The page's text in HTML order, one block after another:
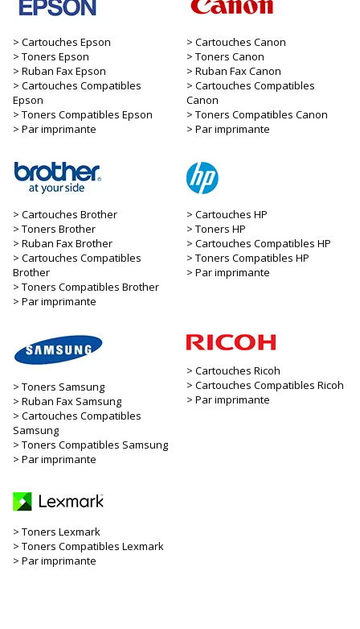
Cartouches Epson
Toners Epson
Ruban Fax Epson
Cartouches Compatibles
Epson
Toners Compatibles Epson
Par imprimante
Cartouches Canon
Toners Canon
Ruban Fax Canon
Cartouches Compatibles
Canon
Toners Compatibles Canon
Par imprimante
Cartouches Brother
Toners Brother
Ruban Fax Brother
Cartouches Compatibles
Brother
Toners Compatibles Brother
Par imprimante
Cartouches HP
Toners HP
Cartouches Compatibles HP
Toners Compatibles HP
Par imprimante
Toners Samsung
Ruban Fax Samsung
Cartouches Compatibles
Samsung
Toners Compatibles Samsung
Par imprimante
Cartouches Ricoh
Cartouches Compatibles Ricoh
Par imprimante
Toners Lexmark
Toners Compatibles Lexmark
Par imprimante